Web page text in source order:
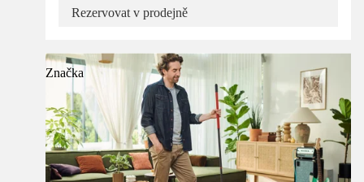
Rezervovat v prodejně
Značka